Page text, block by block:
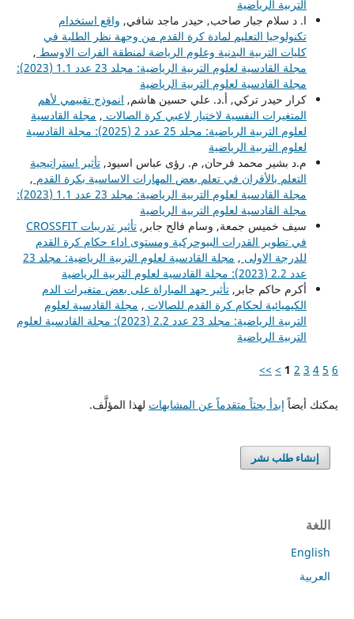
التربية الرياضية
ا. د سلام جبار صاحب, حيدر ماجد شافي, واقع استخدام
تكنولوجيا التعليم لمادة كرة القدم من وجهة نظر الطلبة في
كليات التربية البدنية وعلوم الرياضة لمنطقة الفرات الاوسط ,
مجلة القادسية لعلوم التربية الرياضية: مجلد 23 عدد 1.1 (2023):
مجلة القادسية لعلوم التربية الرياضية
كرار حيدر تركي, أ.د. علي حسين هاشم, انموذج تقييمي لأهم
المتغيرات النفسية لاختيار لاعبي كرة الصالات , مجلة القادسية
لعلوم التربية الرياضية: مجلد 25 عدد 2 (2025): مجلة القادسية
لعلوم التربية الرياضية
م.د بشير محمد فرحان, م. رؤى عباس اسيود, تأثير استراتيجية
التعلم بالأقران في تعلم بعض المهارات الاساسية بكرة القدم ,
مجلة القادسية لعلوم التربية الرياضية: مجلد 23 عدد 1.1 (2023):
مجلة القادسية لعلوم التربية الرياضية
سيف خميس جمعة, وسام فالح جابر,
تأثير تدريبات CROSSFIT
في تطوير القدرات البيوحركية ومستوى اداء حكام كرة القدم
للدرجة الاولى ,
مجلة القادسية لعلوم التربية الرياضية: مجلد 23
عدد 2.2 (2023): مجلة القادسية لعلوم التربية الرياضية
أكرم حاكم جابر, تأثير جهد المباراة على بعض متغيرات الدم
الكيميائية لحكام كرة القدم للصالات , مجلة القادسية لعلوم
التربية الرياضية: مجلد 23 عدد 2.2 (2023): مجلة القادسية لعلوم
التربية الرياضية
1 2 3 4 5 6
>
>>
يمكنك أيضاً إبدأ بحثاً متقدماً عن المشابهات لهذا المؤلَّف.
إنشاء طلب نشر
اللغة
English
العربية